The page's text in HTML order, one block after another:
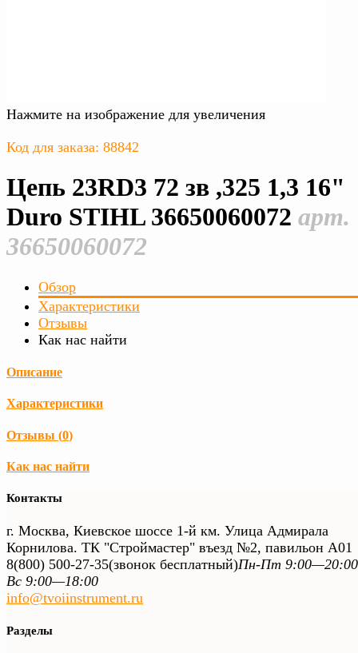
Нажмите на изображение для увеличения
Код для заказа: 88842
Цепь 23RD3 72 зв ,325 1,3 16"
Duro STIHL 36650060072 арт.
36650060072
Обзор
Характеристики
Отзывы
Как нас найти
Описание
Характеристики
Отзывы (0)
Как нас найти
Контакты
г. Москва, Киевское шоссе 1-й км. Улица Адмирала
Корнилова. ТК "Строймастер" въезд №2, павильон А01
8(800) 500-27-35(звонок бесплатный)Пн-Пт
Вс 9:00—18:00
info@tvoiinstrument.ru
Разделы